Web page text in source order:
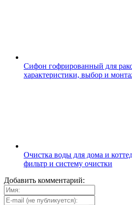
Сифон гофрированный для
характеристики, выбор и
Очистка воды для дома и
фильтр и систему очистки
Добавить комментарий: